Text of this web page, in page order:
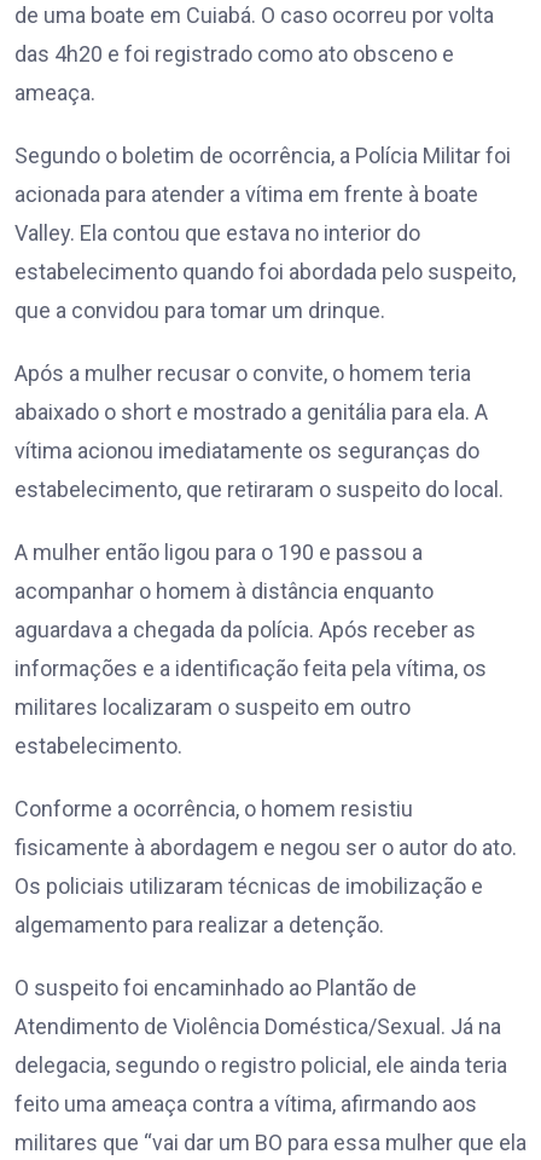
de uma boate em Cuiabá. O caso ocorreu por volta
das 4h20 e foi registrado como ato obsceno e
ameaça.
Segundo o boletim de ocorrência, a Polícia Militar foi
acionada para atender a vítima em frente à boate
Valley. Ela contou que estava no interior do
estabelecimento quando foi abordada pelo suspeito,
que a convidou para tomar um drinque.
Após a mulher recusar o convite, o homem teria
abaixado o short e mostrado a genitália para ela. A
vítima acionou imediatamente os seguranças do
estabelecimento, que retiraram o suspeito do local.
A mulher então ligou para o 190 e passou a
acompanhar o homem à distância enquanto
aguardava a chegada da polícia. Após receber as
informações e a identificação feita pela vítima, os
militares localizaram o suspeito em outro
estabelecimento.
Conforme a ocorrência, o homem resistiu
fisicamente à abordagem e negou ser o autor do ato.
Os policiais utilizaram técnicas de imobilização e
algemamento para realizar a detenção.
O suspeito foi encaminhado ao Plantão de
Atendimento de Violência Doméstica/Sexual. Já na
delegacia, segundo o registro policial, ele ainda teria
feito uma ameaça contra a vítima, afirmando aos
militares que “vai dar um BO para essa mulher que ela